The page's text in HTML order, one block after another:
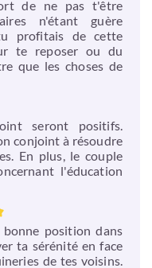
de ne pas t'être
n'étant guère
profitais de cette
te reposer ou du
que les choses de
seront positifs.
conjoint à résoudre
En plus, le couple
l'éducation
position dans
ta sérénité en face
de tes voisins.